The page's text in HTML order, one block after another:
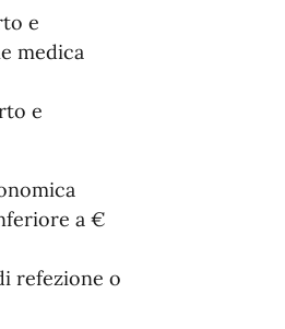
e
medica
e
a €
refezione o